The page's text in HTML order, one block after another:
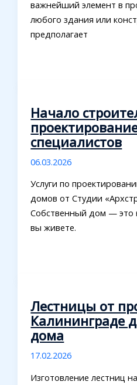
важнейший элемент в
любого здания или
предполагает
Начало
специалистов
06.03.2026
Услуги по
домов от Студии
Собственный дом — это
вы живете.
Лестницы от
Калининграде
дома
17.02.2026
Изготовление лестниц